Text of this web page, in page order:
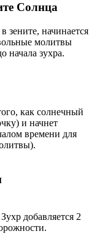
Солнца
зените, начинается
молитвы
начала зухра.
как солнечный
и начнет
времени для
добавляется 2